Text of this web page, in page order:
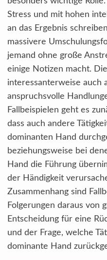
Stress und mit hohen
an das Ergebnis
massivere
jemand ohne große
einige Notizen macht.
interessanterweise auch
anspruchsvolle
Fallbeispielen geht es
dass auch andere
dominanten Hand
beziehungsweise bei
Hand die Führung
der Händigkeit
Zusammenhang sind
Folgerungen daraus von
Entscheidung für eine
und der Frage, welche
dominante Hand